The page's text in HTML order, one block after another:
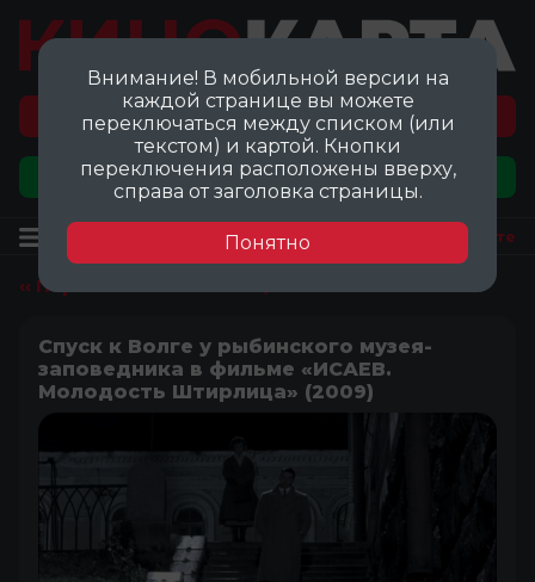
Перейти на карту локаций ©
Добавить локацию
Посмотреть на карте
‹‹ Перейти ко всем локациям
Спуск к Волге у рыбинского музея-
заповедника в фильме «ИСАЕВ.
Молодость Штирлица» (2009)
Внимание! В мобильной версии на
каждой странице вы можете
переключаться между списком (или
текстом) и картой. Кнопки
переключения расположены вверху,
справа от заголовка страницы.
Понятно